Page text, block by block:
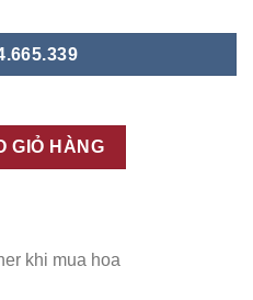
GIỎ HÀNG
khi mua hoa